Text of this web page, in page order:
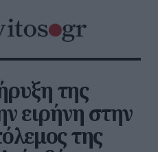
της
ειρήνη στην
της